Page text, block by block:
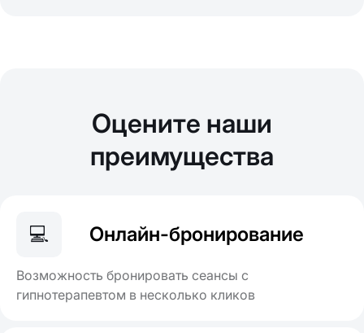
Оцените наши
преимущества
💻 Онлайн-бронирование
Возможность бронировать сеансы с
гипнотерапевтом в несколько кликов